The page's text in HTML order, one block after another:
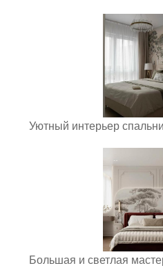
Уютный интерьер
Большая и светлая